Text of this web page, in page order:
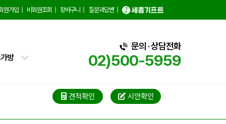
원가입 비회원조회 장바구니 질문과답변
방
문의 · 상담전화
02)500-5959
견적확인 시안확인